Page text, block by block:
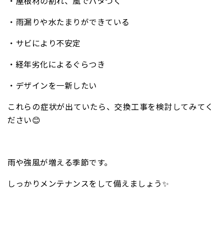
・雨漏りや水たまりができている
・サビにより不安定
・経年劣化によるぐらつき
・デザインを一新したい
これらの症状が出ていたら、交換工事を検討してみてく
ださい😊
雨や強風が増える季節です。
しっかりメンテナンスをして備えましょう✨